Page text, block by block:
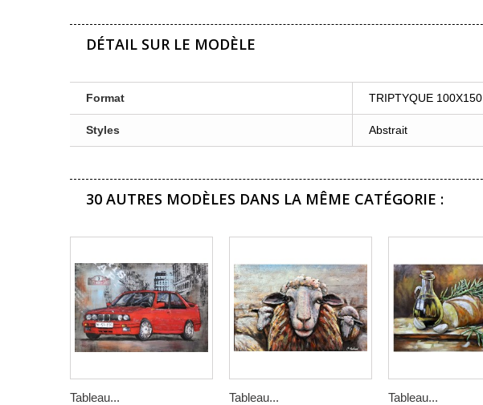
DÉTAIL SUR LE MODÈLE
Format TRIPTYQUE 100X150
Styles Abstrait
30 AUTRES MODÈLES DANS LA MÊME CATÉGORIE :
Tableau... Tableau... Tableau...